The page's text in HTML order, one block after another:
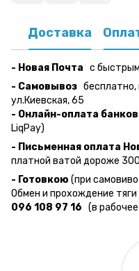
Доставка
- Новая Почта с
- Самовывоз бесплатно,
ул.Киевская, 65
- Онлайн-оплата
LiqPay)
- Письменная оплата
платной ватой дороже
- Готовкою (при
Обмен и прохождение тяги
096 108 97 16 (в